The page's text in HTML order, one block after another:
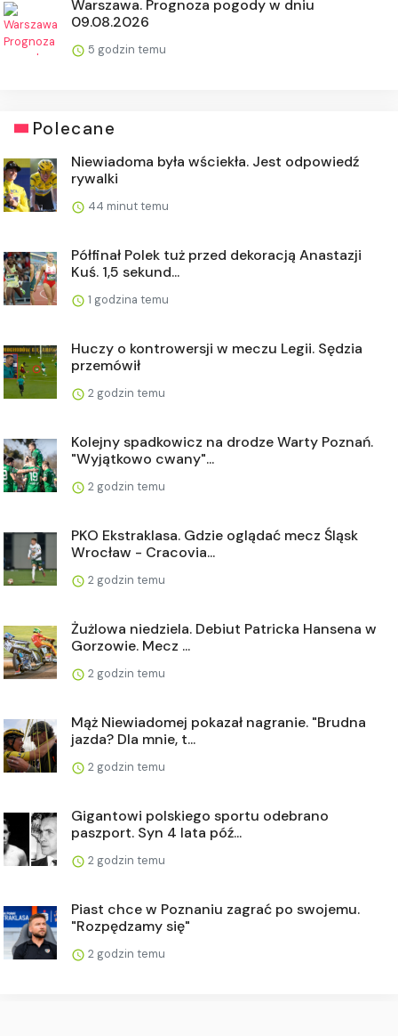
Warszawa. Prognoza pogody w dniu
09.08.2026
5 godzin temu
Polecane
Niewiadoma była wściekła. Jest odpowiedź
rywalki
44 minut temu
Półfinał Polek tuż przed dekoracją Anastazji
Kuś. 1,5 sekund...
1 godzina temu
Huczy o kontrowersji w meczu Legii. Sędzia
przemówił
2 godzin temu
Kolejny spadkowicz na drodze Warty Poznań.
"Wyjątkowo cwany"...
2 godzin temu
PKO Ekstraklasa. Gdzie oglądać mecz Śląsk
Wrocław - Cracovia...
2 godzin temu
Żużlowa niedziela. Debiut Patricka Hansena w
Gorzowie. Mecz ...
2 godzin temu
Mąż Niewiadomej pokazał nagranie. "Brudna
jazda? Dla mnie, t...
2 godzin temu
Gigantowi polskiego sportu odebrano
paszport. Syn 4 lata póź...
2 godzin temu
Piast chce w Poznaniu zagrać po swojemu.
"Rozpędzamy się"
2 godzin temu